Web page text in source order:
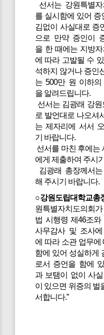
선서는 강원특별
를 실시함에 있어 증
김없이 사실대로 증
으로 만약 증인이
을 한 때에는 지방
에 따라 고발될 수
석하지 않거나 증인
는 500만 원 이하
을 알려드립니다.
선서는 김광래 강
로 발언대로 나오셔
는 제자리에 서서
기 바랍니다.
선서를 마친 후에는
에게 제출하여 주시
김광래 총장께서
해 주시기 바랍니다.
○강원도립대학교총
원특별자치도의회
법 시행령 제46조와
사무감사 및 조사
에 따라 소관 업무에
함에 있어 성실하게
로서 증언을 함에
과 보탬이 없이 사
이 있으면 위증의 벌
서합니다.”